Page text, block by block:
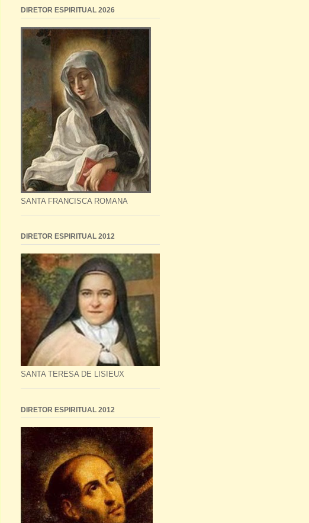
DIRETOR ESPIRITUAL 2026
SANTA FRANCISCA ROMANA
DIRETOR ESPIRITUAL 2012
SANTA TERESA DE LISIEUX
DIRETOR ESPIRITUAL 2012